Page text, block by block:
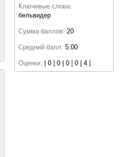
Ключевые слова:
бельвидер
Сумма баллов: 20
Средний балл: 5.00
Оценки: | 0 | 0 | 0 | 0 | 4 |